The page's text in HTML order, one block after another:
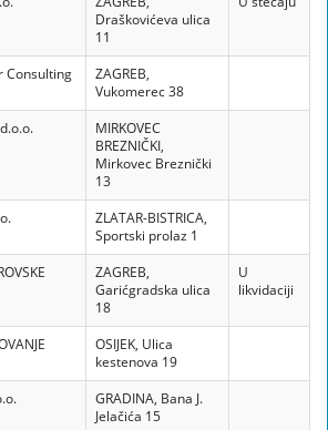
Draškovićeva ulica
11
Consulting
ZAGREB,
Vukomerec 38
MIRKOVEC
BREZNIČKI,
Mirkovec Breznički
13
ZLATAR-BISTRICA,
Sportski prolaz 1
ZAGREB,
Garićgradska ulica
18
U
likvidaciji
OSIJEK, Ulica
kestenova 19
GRADINA, Bana J.
Jelačića 15